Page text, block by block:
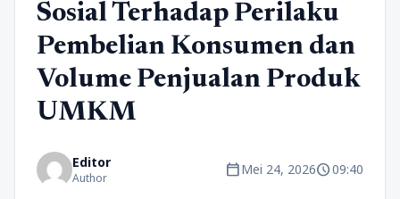
Sosial Terhadap Perilaku
Pembelian Konsumen dan
Volume Penjualan Produk
UMKM
Editor
Author calendar_todayMei 24, 2026schedule09:40